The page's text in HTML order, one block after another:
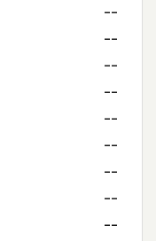
--
--
--
--
--
--
--
--
--